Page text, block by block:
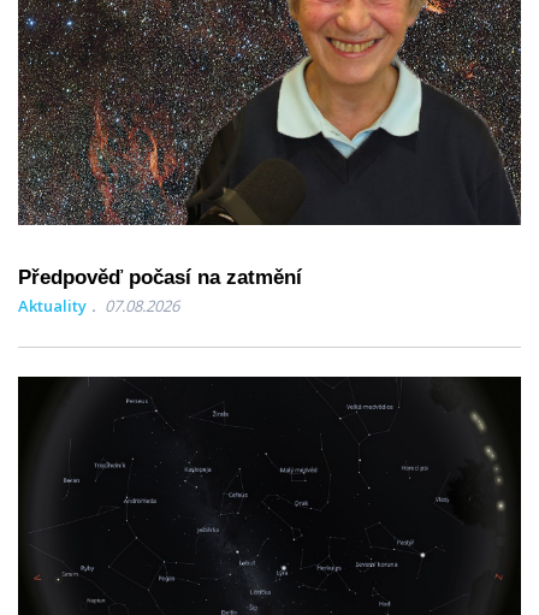
Předpověď počasí na zatmění
Aktuality 07.08.2026